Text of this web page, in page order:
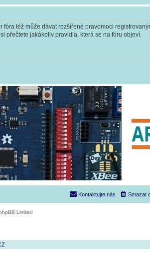
též může dávat rozšířené pravomoci
přečtete jakákoliv pravidla, která se na fóru objeví.
Smazat
Kontaktujte nás
Limited